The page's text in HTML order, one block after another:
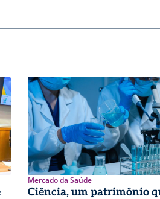
Mercado da Saúde
Ciência, um patrimônio